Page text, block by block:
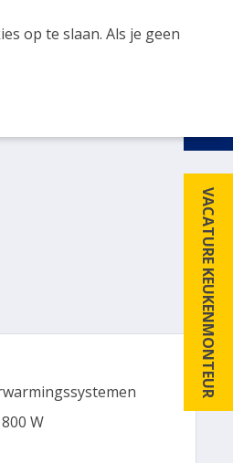
VACATURE KEUKENMONTEUR
elkaar. Klik hier voor
W
op te slaan. Als je geen